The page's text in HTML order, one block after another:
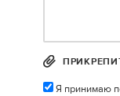
Я принимаю